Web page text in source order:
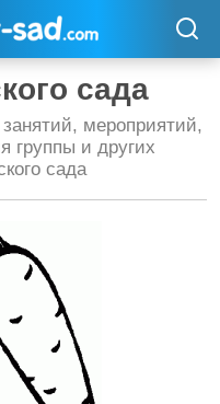
сада
мероприятий,
группы и других
сада